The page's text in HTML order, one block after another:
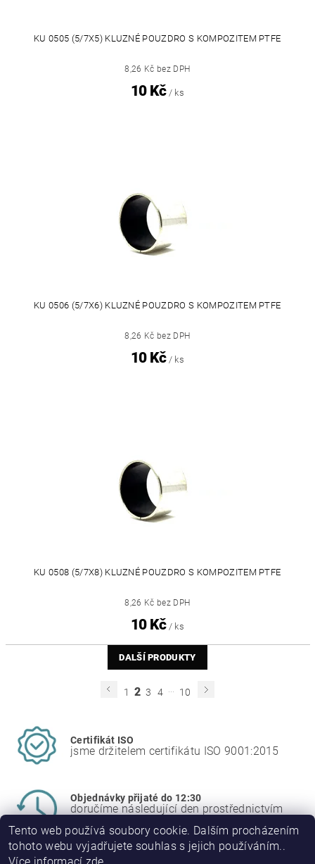
KU 0505 (5/7X5) KLUZNÉ POUZDRO S KOMPOZITEM PTFE
8,26 Kč bez DPH
10 Kč / ks
KU 0506 (5/7X6) KLUZNÉ POUZDRO S KOMPOZITEM PTFE
8,26 Kč bez DPH
10 Kč / ks
KU 0508 (5/7X8) KLUZNÉ POUZDRO S KOMPOZITEM PTFE
8,26 Kč bez DPH
10 Kč / ks
DALŠÍ PRODUKTY
1 2 3 4 ... 10
Certifikát ISO
jsme držitelem certifikátu ISO 9001:2015
Objednávky přijaté do 12:30
doručíme následující den prostřednictvím
Tento web používá soubory cookie. Dalším procházením
tohoto webu vyjadřujete souhlas s jejich používáním..